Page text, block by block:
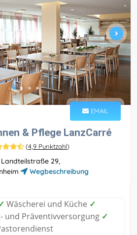
EMAIL
& Pflege LanzCarré
(4,9 Punktzahl)
Landteilstraße 29,
Wegbeschreibung
Wäscherei und Küche ✓
und Präventivversorgung ✓